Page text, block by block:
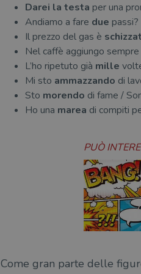
Darei la testa per una
Andiamo a fare due passi?
Il prezzo del gas è
Nel caffè aggiungo sempre
L’ho ripetuto già mille
Mi sto ammazzando di
Sto morendo di fame /
Ho una marea di compiti
PUÒ
Come gran parte delle
msToken
Nome
/
LLC
Nome
Fornitore/
Dominio
UserProfile .illibraio.it
.illibraio.it
Nome
__Secure-ROLLOUT_TOKEN
VISITOR_INFO1_LIVE